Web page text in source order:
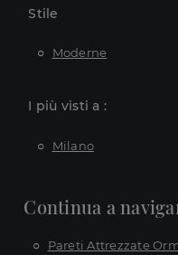
Stile
Moderne
I più visti a :
Milano
Continua a
Pareti Attrezzate